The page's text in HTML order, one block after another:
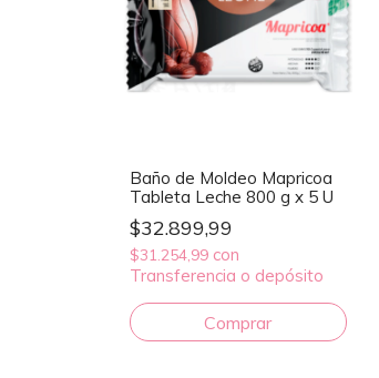
Baño de Moldeo Mapricoa
Tableta Leche 800 g x 5 U
$32.899,99
$31.254,99 con
Transferencia o depósito